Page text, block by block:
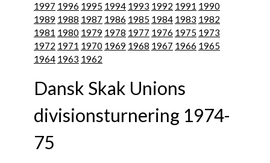
1997 1996 1995 1994 1993 1992 1991 1990
1989 1988 1987 1986 1985 1984 1983 1982
1981 1980 1979 1978 1977 1976 1975 1973
1972 1971 1970 1969 1968 1967 1966 1965
1964 1963 1962
Dansk Skak Unions
divisionsturnering 1974-
75